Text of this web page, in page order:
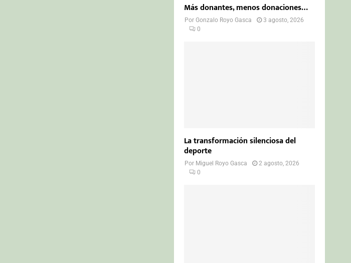
Más donantes, menos donaciones…
PorGonzalo Royo Gasca
3 agosto, 2026
0
La transformación silenciosa del
deporte
Por Miguel Royo Gasca
2 agosto, 2026
0